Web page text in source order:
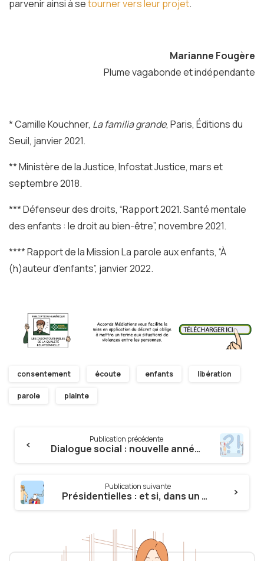
parvenir ainsi à setourner vers leur projet.
Marianne Fougère
Plume vagabonde et indépendante
*Camille Kouchner, La familia grande, Paris, Éditions du
Seuil, janvier 2021.
**Ministère de la Justice, Infostat Justice, mars et
septembre 2018.
***Défenseur des droits, “Rapport 2021. Santé mentale
des enfants : le droit au bien-être”, novembre 2021.
****Rapport de la Mission La parole aux enfants, “À
(h)auteur d’enfants”, janvier 2022.
consentement écoute enfants libération
parole plainte
Reading
Publication précédente
Dialogue social : nouvelle année donc bonne santé ?
Publication suivante
Présidentielles : et si, dans un mois, personne n’allait voter ?